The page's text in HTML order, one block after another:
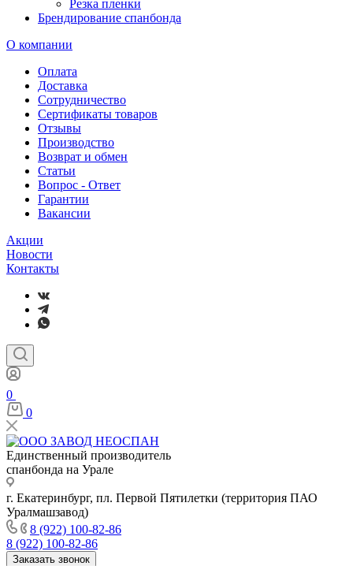
Резка пленки
Брендирование спанбонда
О компании
Оплата
Доставка
Сотрудничество
Сертификаты товаров
Отзывы
Производство
Возврат и обмен
Статьи
Вопрос - Ответ
Гарантии
Вакансии
Акции
Новости
Контакты
0
0
Единственный производитель
спанбонда на Урале
г. Екатеринбург, пл. Первой Пятилетки (территория ПАО
Уралмашзавод)
8 (922) 100-82-86
8 (922) 100-82-86
Заказать звонок